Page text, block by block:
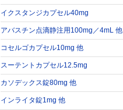
イクスタンジカプセル40mg
アバスチン点滴静注用100mg／4mL 他
コセルゴカプセル10mg 他
スーテントカプセル12.5mg
カソデックス錠80mg 他
インライタ錠1mg 他